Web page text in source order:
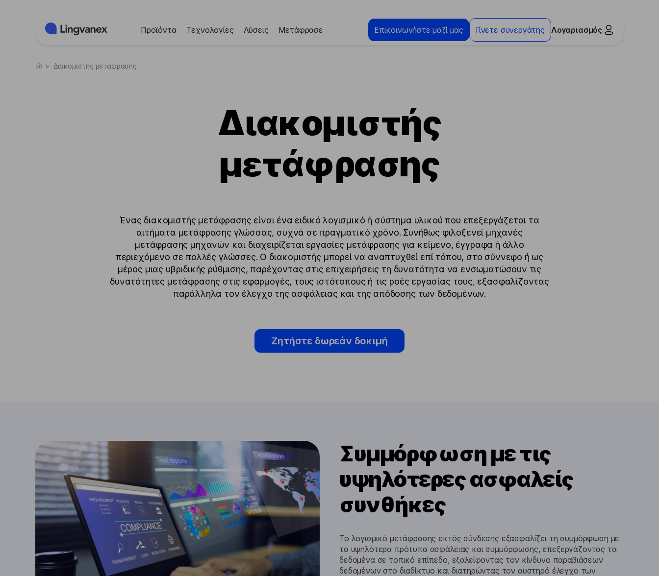
Προϊόντα Τεχνολογίες Λύσεις Μετάφρασε Επικοινωνήστε μαζί μας Γίνετε συνεργάτης Λογαριασμός
> Διακομιστής μετάφρασης
Διακομιστής
μετάφρασης
Ένας διακομιστής μετάφρασης είναι ένα ειδικό λογισμικό ή σύστημα υλικού που επεξεργάζεται τα
αιτήματα μετάφρασης γλώσσας, συχνά σε πραγματικό χρόνο. Συνήθως φιλοξενεί μηχανές
μετάφρασης μηχανών και διαχειρίζεται εργασίες μετάφρασης για κείμενο, έγγραφα ή άλλο
περιεχόμενο σε πολλές γλώσσες. Ο διακομιστής μπορεί να αναπτυχθεί επί τόπου, στο σύννεφο ή ως
μέρος μιας υβριδικής ρύθμισης, παρέχοντας στις επιχειρήσεις τη δυνατότητα να ενσωματώσουν τις
δυνατότητες μετάφρασης στις εφαρμογές, τους ιστότοπους ή τις ροές εργασίας τους, εξασφαλίζοντας
παράλληλα τον έλεγχο της ασφάλειας και της απόδοσης των δεδομένων.
Ζητήστε δωρεάν δοκιμή
Συμμόρφωση με τις
υψηλότερες ασφαλείς
συνθήκες
Το λογισμικό μετάφρασης εκτός σύνδεσης εξασφαλίζει τη συμμόρφωση με
τα υψηλότερα πρότυπα ασφάλειας και συμμόρφωσης, επεξεργάζοντας τα
δεδομένα σε τοπικό επίπεδο, εξαλείφοντας τον κίνδυνο παραβιάσεων
δεδομένων στο διαδίκτυο και διατηρώντας τον αυστηρό έλεγχο των